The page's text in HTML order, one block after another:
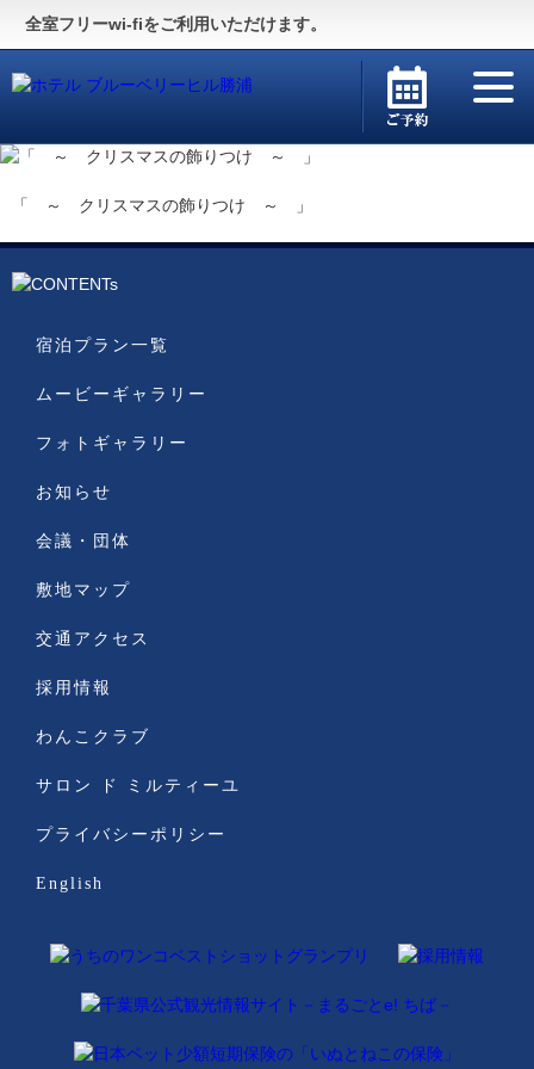
全室フリーwi-fiをご利用いただけます。
Guide 〜施設のご案内〜
For Visitor 〜English Site〜
「 ～ クリスマスの飾りつけ ～ 」
宿泊プラン一覧
ムービーギャラリー
フォトギャラリー
お知らせ
会議・団体
敷地マップ
交通アクセス
採用情報
わんこクラブ
サロン ド ミルティーユ
プライバシーポリシー
English